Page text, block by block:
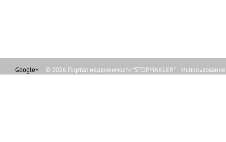
Google+ © 2026 Портал недвижимости "STOPMAKLER"